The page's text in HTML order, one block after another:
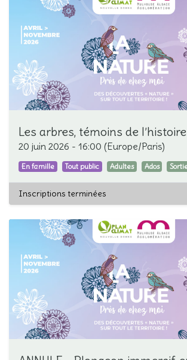
Les arbres, témoins de l’histoire
20 juin 2026 - 16:00 (Europe/Paris)
En famille Tout public Adultes Ados
Inscriptions terminées